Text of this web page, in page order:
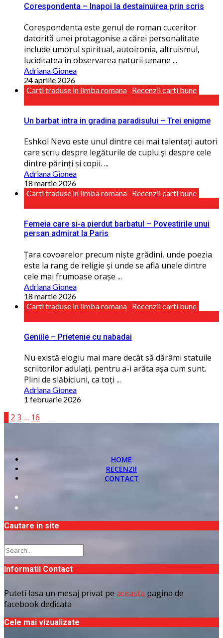
Corespondenta – Inapoi la destainuirea prin scris
Corespondenta este genul de roman cuceritor
datorită unei protagonise a cărei personalitate
include umorul spiritual, autoironia, altruismul,
luciditatea în observarea naturii umane ...
Adriana Gionea
24 aprilie 2026
Carti traduse in limba romana Recenzii carti bune
Un barbat intra in gradina paradisului – Trei enigme
Eshkol Nevo este unul dintre cei mai talentaţi autori
care scriu despre legăturile de cuplu și despre cele
dintre părinţi și copii. ...
Adriana Gionea
18 martie 2026
Carti traduse in limba romana Recenzii carti bune
Femeia care si-a pierdut barbatul – Povestirile unui
persan admirat la Paris
Ţara covoarelor precum niște grădini, unde poezia
este la rang de religie și unde se află unele dintre
cele mai frumoase orașe ...
Adriana Gionea
18 martie 2026
Carti traduse in limba romana Recenzii carti bune
Geniile – Prietenie cu nabadai
Nu există elogiu mai mare decât să dărâmi statuile
scriitorilor adulaţi, pentru a-i arăta așa cum sunt.
Plini de slăbiciuni, ca toţi ...
Adriana Gionea
1 februarie 2026
2 3 … 16
HOME
RECENZII
CONTACT
Cautare in site
Informatii Contact
Puteti lasa un mesaj privat pe aceasta pagina de
facebook dedicata
Cele mai vizualizate